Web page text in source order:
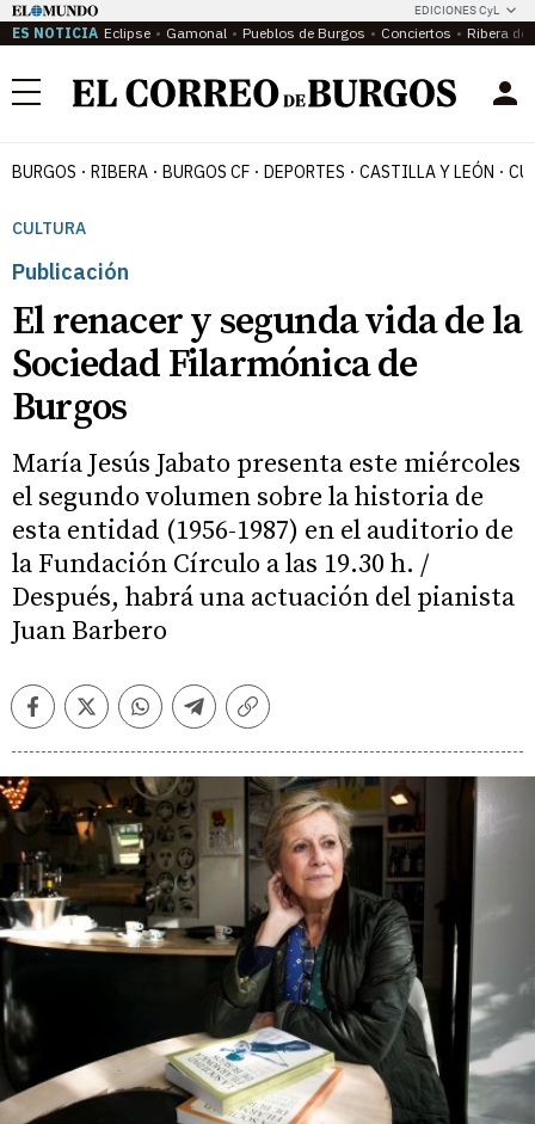
EDICIONES CyL
ES NOTICIA Eclipse Gamonal Pueblos de Burgos Conciertos Ribera del
Menú
BURGOS RIBERA BURGOS CF DEPORTES CASTILLA Y LEÓN
CULTURA
Publicación
El renacer y segunda vida de la
Sociedad Filarmónica de
Burgos
María Jesús Jabato presenta este miércoles
el segundo volumen sobre la historia de
esta entidad (1956-1987) en el auditorio de
la Fundación Círculo a las 19.30 h. /
Después, habrá una actuación del pianista
Juan Barbero
FacebookTwitterWhatsappTelegramCopiar